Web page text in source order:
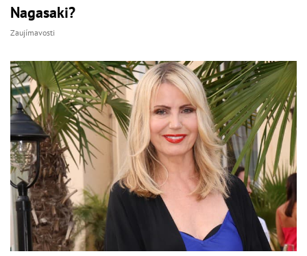
Nagasaki?
Zaujímavosti